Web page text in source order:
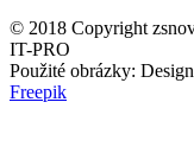
© 2018 Copyright
IT-PRO
Použité obrázky:
Freepik